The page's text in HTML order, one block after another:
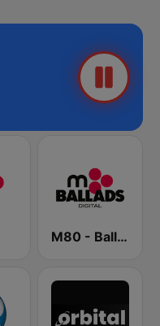
M80 - Ballads